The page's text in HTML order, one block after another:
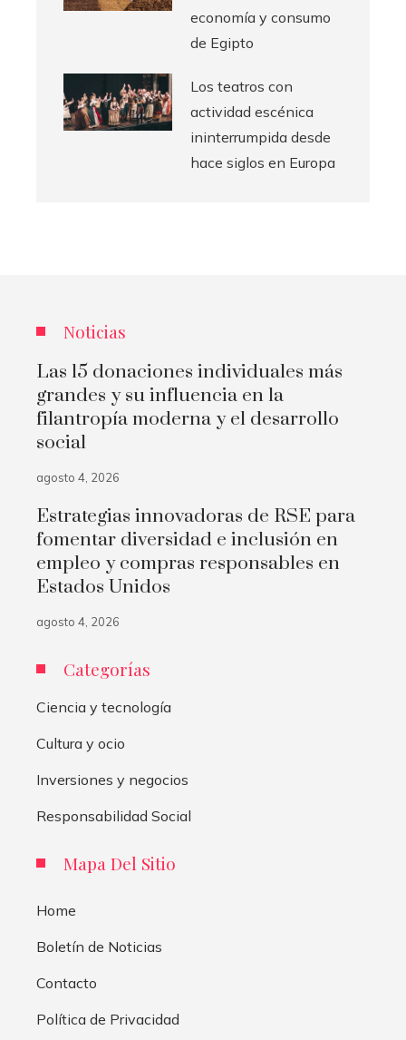
economía y consumo
de Egipto
Los teatros con
actividad escénica
ininterrumpida desde
hace siglos en Europa
Noticias
Las 15 donaciones individuales más
grandes y su influencia en la
filantropía moderna y el desarrollo
social
agosto 4, 2026
Estrategias innovadoras de RSE para
fomentar diversidad e inclusión en
empleo y compras responsables en
Estados Unidos
agosto 4, 2026
Categorías
Ciencia y tecnología
Cultura y ocio
Inversiones y negocios
Responsabilidad Social
Mapa Del Sitio
Home
Boletín de Noticias
Contacto
Política de Privacidad